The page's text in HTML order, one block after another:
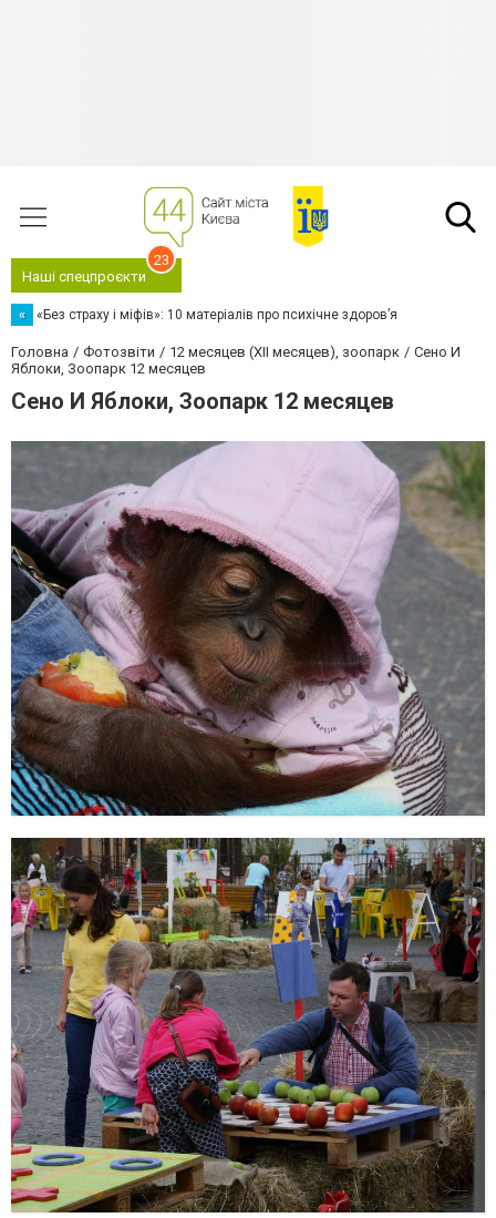
Наші спецпроєкти
23
« «Без страху і міфів»: 10 матеріалів про психічне здоров’я
Головна Фотозвіти 12 месяцев (XII месяцев), зоопарк
Сено И
Яблоки, Зоопарк 12 месяцев
Сено И Яблоки, Зоопарк 12 месяцев